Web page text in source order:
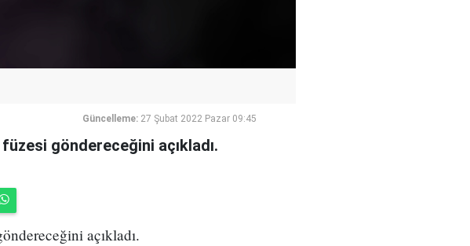
Güncelleme: 27 Şubat 2022 Pazar 09:45
göndereceğini açıkladı.
açıkladı.